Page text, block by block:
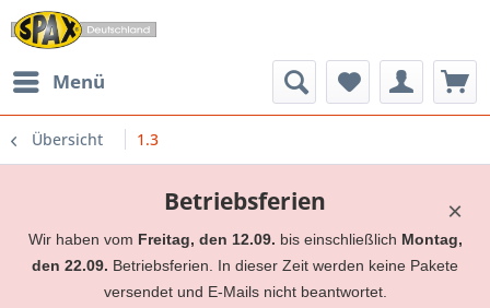
Menü
Übersicht 1.3
×
Betriebsferien
Wir haben vom Freitag, den 12.09. bis einschließlich Montag,
den 22.09. Betriebsferien. In dieser Zeit werden keine Pakete
versendet und E-Mails nicht beantwortet.